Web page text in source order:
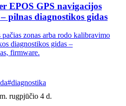
EPOS GPS navigacijos
pilnas diagnostikos gidas
zonas arba rodo kalibravimo
diagnostikos gidas –
firmware.
#diagnostika
rugpjūčio 4 d.